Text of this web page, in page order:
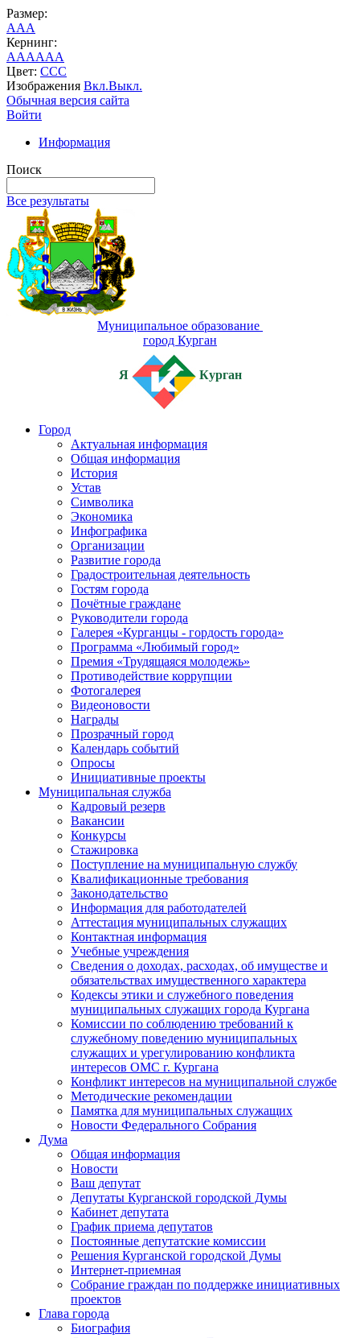
Размер:
AAA
Кернинг:
AAAAAA
Цвет: CCC
Изображения Вкл.Выкл.
Обычная версия сайта
Войти
Информация
Поиск
Все результаты
Муниципальное образование
город Курган
Я Курган
Город
Актуальная информация
Общая информация
История
Устав
Символика
Экономика
Инфографика
Организации
Развитие города
Градостроительная деятельность
Гостям города
Почётные граждане
Руководители города
Галерея «Курганцы - гордость города»
Программа «Любимый город»
Премия «Трудящаяся молодежь»
Противодействие коррупции
Фотогалерея
Видеоновости
Награды
Прозрачный город
Календарь событий
Опросы
Инициативные проекты
Муниципальная служба
Кадровый резерв
Вакансии
Конкурсы
Стажировка
Поступление на муниципальную службу
Квалификационные требования
Законодательство
Информация для работодателей
Аттестация муниципальных служащих
Контактная информация
Учебные учреждения
Сведения о доходах, расходах, об имуществе и
обязательствах имущественного характера
Кодексы этики и служебного поведения
муниципальных служащих города Кургана
Комиссии по соблюдению требований к
служебному поведению муниципальных
служащих и урегулированию конфликта
интересов ОМС г. Кургана
Конфликт интересов на муниципальной службе
Методические рекомендации
Памятка для муниципальных служащих
Новости Федерального Cобрания
Дума
Общая информация
Новости
Ваш депутат
Депутаты Курганской городской Думы
Кабинет депутата
График приема депутатов
Постоянные депутатские комиссии
Решения Курганской городской Думы
Интернет-приемная
Собрание граждан по поддержке инициативных
проектов
Глава города
Биография